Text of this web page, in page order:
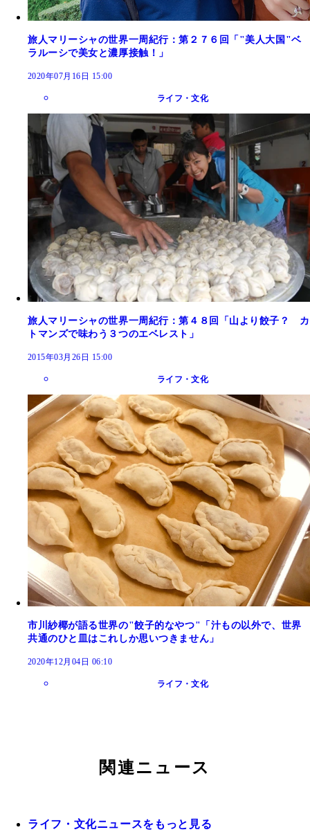
旅人マリーシャの世界一周紀行：第２７６回「"美人大国"ベ
ラルーシで美女と濃厚接触！」
2020年07月16日 15:00
ライフ・文化
旅人マリーシャの世界一周紀行：第４８回「山より餃子？ カ
トマンズで味わう３つのエベレスト」
2015年03月26日 15:00
ライフ・文化
市川紗椰が語る世界の"餃子的なやつ"「汁もの以外で、世界
共通のひと皿はこれしか思いつきません」
2020年12月04日 06:10
ライフ・文化
関連ニュース
ライフ・文化ニュースをもっと見る